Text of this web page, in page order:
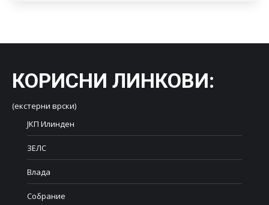
КОРИСНИ ЛИНКОВИ:
(екстерни врски)
ЈКП Илинден
ЗЕЛС
Влада
Собрание